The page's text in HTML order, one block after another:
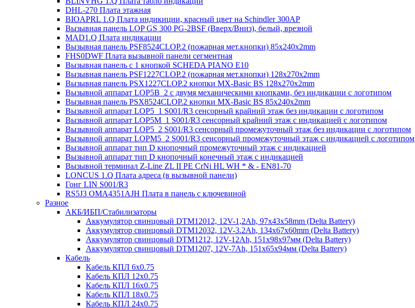
DHL-270 Плата этажная
BIOAPRL 1.Q Плата индикиции, красный цвет на Schindler 300AP
Вызывная панель LOP GS 300 PG-2BSF (Вверх/Вниз), белый, врезной
MAD1.Q Плата индикации
Вызывная панель PSF8524CLOP.2 (пожарная мет.кнопки) 85х240х2mm
FHS0DWF Плата вызывной панели сегментная
Вызывная панель с 1 кнопкой SCHEDA PIANO E10
Вызывная панель PSF1227CLOP.2 (пожарная мет.кнопки) 128х270х2mm
Вызывная панель PSX1227CLOP.2 кнопки MX-Basic BS 128х270х2mm
Вызывной аппарат LOP5B_2 с двумя механическими кнопками, без индикации с логотипом
Вызывная панель PSX8524CLOP.2 кнопки MX-Basic BS 85х240х2mm
Вызывной аппарат LOP5_1 S001/R3 сенсорный крайний этаж без индикации с логотипом
Вызывной аппарат LOP5M_1 S001/R3 сенсорный крайний этаж с индикацией с логотипом
Вызывной аппарат LOP5_2 S001/R3 сенсорный промежуточный этаж без индикации с логотипом
Вызывной аппарат LOPM5_2 S001/R3 сенсорный промежуточный этаж с индикацией с логотипом
Вызывной аппарат тип D кнопочный промежуточный этаж с индикацией
Вызывной аппарат тип D кнопочный конечный этаж с индикацией
Вызывной терминал Z-Line ZL II PE CrNi HL WH * & - EN81-70
LONCUS 1.Q Плата адреса (в вызывной панели)
Гонг LIN S001/R3
RS5J3 OMA4351AJH Плата в панель с ключевиной
Разное
АКБ/ИБП/Стабилизаторы
Аккумулятор свинцовый DTM12012, 12V-1,2Ah, 97х43х58mm (Delta Battery)
Аккумулятор свинцовый DTM12032, 12V-3.2Ah, 134x67x60mm (Delta Battery)
Аккумулятор свинцовый DTM1212, 12V-12Ah, 151х98х97мм (Delta Battery)
Аккумулятор свинцовый DTM1207, 12V-7Ah, 151х65х94мм (Delta Battery)
Кабель
Кабель КПЛ 6х0.75
Кабель КПЛ 12х0.75
Кабель КПЛ 16х0.75
Кабель КПЛ 18х0.75
Кабель КПЛ 24х0.75